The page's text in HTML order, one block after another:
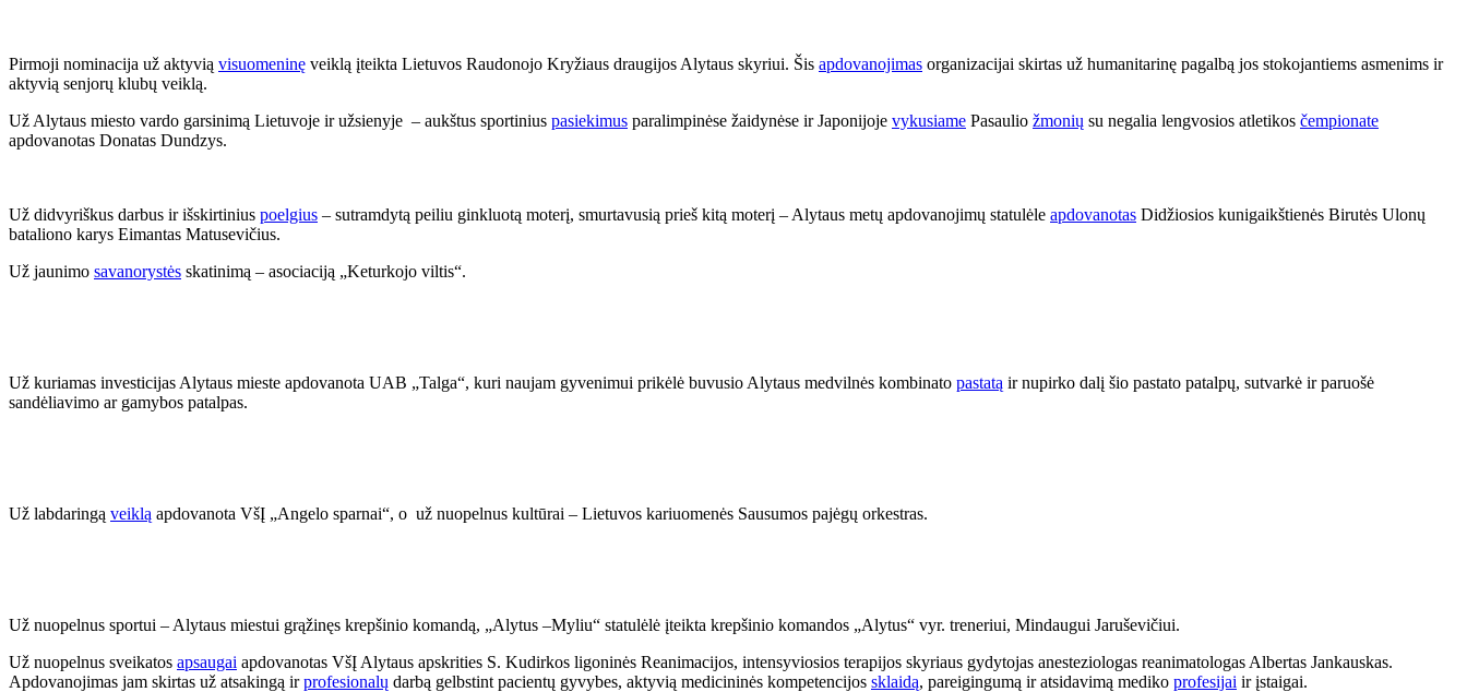
Pirmoji nominacija už aktyvią visuomeninę veiklą įteikta Lietuvos Raudonojo Kryžiaus draugijos Alytaus skyriui. Šis apdovanojimas organizacijai skirtas už humanitarinę pagalbą jos stokojantiems asmenims ir
aktyvią senjorų klubų veiklą.
Už Alytaus miesto vardo garsinimą Lietuvoje ir užsienyje – aukštus sportinius pasiekimus paralimpinėse žaidynėse ir Japonijoje vykusiame Pasaulio žmonių su negalia lengvosios atletikos čempionate
apdovanotas Donatas Dundzys.
Už didvyriškus darbus ir išskirtinius poelgius – sutramdytą peiliu ginkluotą moterį, smurtavusią prieš kitą moterį – Alytaus metų apdovanojimų statulėle apdovanotas Didžiosios kunigaikštienės Birutės Ulonų
bataliono karys Eimantas Matusevičius.
Už jaunimo savanorystės skatinimą – asociaciją „Keturkojo viltis“.
Už kuriamas investicijas Alytaus mieste apdovanota UAB „Talga“, kuri naujam gyvenimui prikėlė buvusio Alytaus medvilnės kombinato pastatą ir nupirko dalį šio pastato patalpų, sutvarkė ir paruošė
sandėliavimo ar gamybos patalpas.
Už labdaringą veiklą apdovanota VšĮ „Angelo sparnai“, o už nuopelnus kultūrai – Lietuvos kariuomenės Sausumos pajėgų orkestras.
Už nuopelnus sportui – Alytaus miestui grąžinęs krepšinio komandą, „Alytus –Myliu“ statulėlė įteikta krepšinio komandos „Alytus“ vyr. treneriui, Mindaugui Jaruševičiui.
Už nuopelnus sveikatos apsaugai apdovanotas VšĮ Alytaus apskrities S. Kudirkos ligoninės Reanimacijos, intensyviosios terapijos skyriaus gydytojas anesteziologas reanimatologas Albertas Jankauskas.
Apdovanojimas jam skirtas už atsakingą irprofesionalų darbą gelbstint pacientų gyvybes, aktyvią medicininės kompetencijos sklaidą, pareigingumą ir atsidavimą mediko profesijai ir įstaigai.